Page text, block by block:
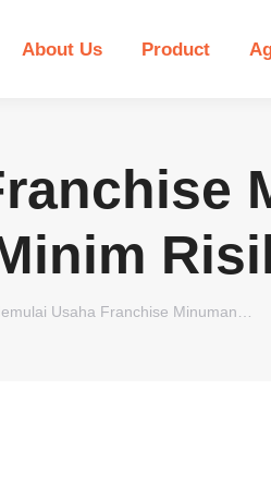
About Us Product
Usaha Franchise Minuman…